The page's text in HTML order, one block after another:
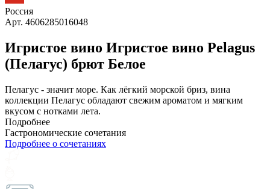
Россия
Арт. 4606285016048
Игристое вино Игристое вино Pelagus
(Пелагус) брют Белое
Пелагус - значит море. Как лёгкий морской бриз, вина
коллекции Пелагус обладают свежим ароматом и мягким
вкусом с нотками лета.
Подробнее
Гастрономические сочетания
Подробнее о сочетаниях